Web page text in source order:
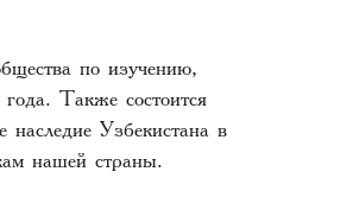
по изучению,
Также состоится
наследие Узбекистана в
нашей страны.